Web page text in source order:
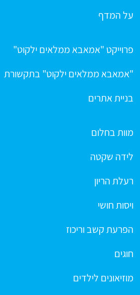
על המדף
פרוייקט "אמאבא ממלאים ילקוט"
"אמאבא ממלאים ילקוט" בתקשורת
בניית אתרים
מוות בחלום
לידה שקטה
רעלת הריון
ויסות חושי
הפרעת קשב וריכוז
חוגים
מוזיאונים לילדים